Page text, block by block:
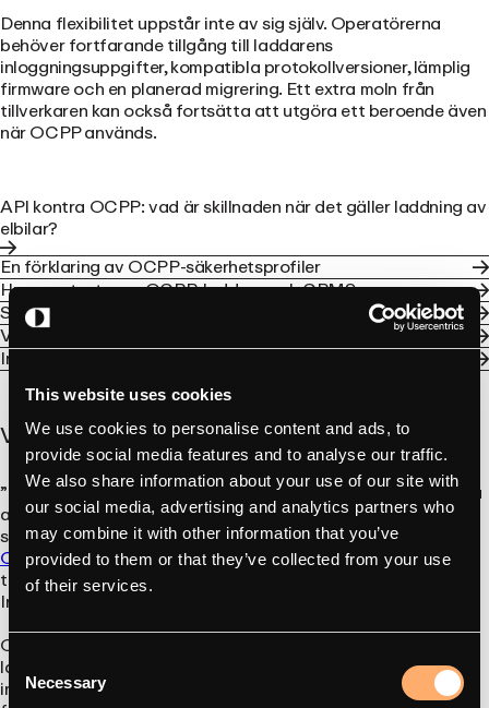
This website uses cookies
We use cookies to personalise content and ads, to
provide social media features and to analyse our traffic.
We also share information about your use of our site with
our social media, advertising and analytics partners who
may combine it with other information that you’ve
provided to them or that they’ve collected from your use
of their services.
Consent
Selection
Necessary
Denna flexibilitet uppstår inte av sig själv. Operatörerna
behöver fortfarande tillgång till laddarens
inloggningsuppgifter, kompatibla protokollversioner, lämplig
firmware och en planerad migrering. Ett extra moln från
tillverkaren kan också fortsätta att utgöra ett beroende även
när OCPP används.
API kontra OCPP: vad är skillnaden när det gäller laddning av
elbilar?
En förklaring av OCPP-säkerhetsprofiler
Hur man testar en OCPP-laddare och CPMS
Så här fungerar OCPP-profilerna för smart laddning
Vad händer när en OCPP-laddare tappar anslutningen?
Integrationspartner med amina-laddare
Vad garanterar inte OCPP?
”OCPP-kompatibel” innebär inte att varje laddare kan utföra
alla funktioner med varje CSMS. Implementeringarna kan
support versioner, profiler och tillvalsfunktioner. Vår
OCPP-överensstämmelse och certifieringförklarar vad
terminologin och certifikaten faktiskt innebär.
Integrationstestning krävs fortfarande.
OCPP omfattar dessutom endast anslutningen mellan
laddaren och styrsystemet. Standarden i sig tillhandahåller
inte betalningshantering, fakturering eller någon app för